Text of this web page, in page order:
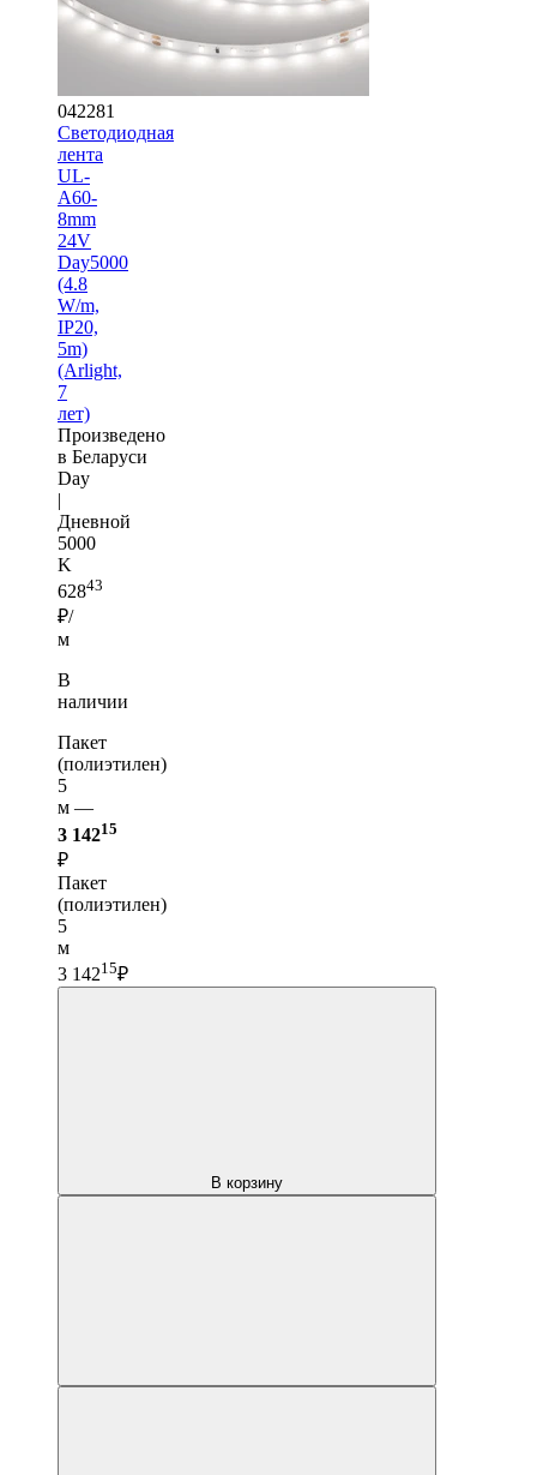
042281
Светодиодная
лента
UL-
A60-
8mm
24V
Day5000
(4.8
W/m,
IP20,
5m)
(Arlight,
7
лет)
Произведено
в Беларуси
Day
|
Дневной
5000
K
62843
₽/
м
В
наличии
Пакет
(полиэтилен)
5
м —
3 14215
₽
Пакет
(полиэтилен)
5
м
3 14215₽
В корзину